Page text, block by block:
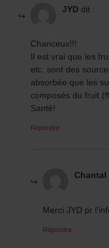
JYD dit :
Chanceux!!!
Il est vrai que les
etc. sont des
absorbée que les
composés du fruit
Santé!
Répondre
Chantal
Merci JYD pr
Répondre